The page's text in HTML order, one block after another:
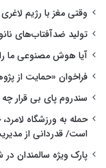
وقتی مغز با رژیم
تولید ضدآفتاب‌های
آیا هوش مصنوعی ما
فراخوان «حمایت از
سندروم پای بی قرار
حمله به ورزشگاه
است/ قدردانی از
پارک ویژه سالمندان